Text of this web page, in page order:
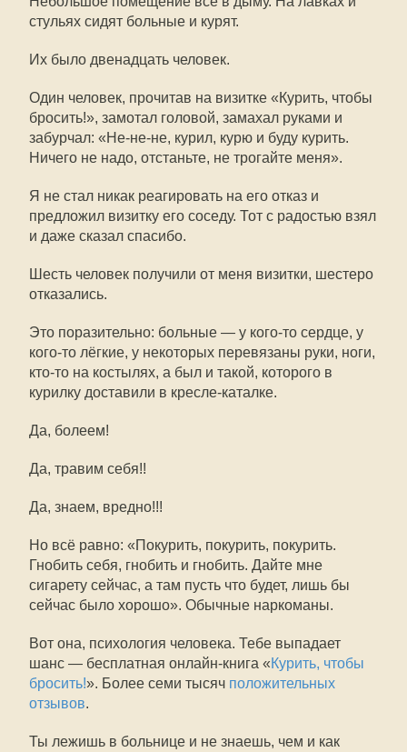
стульях сидят больные и курят.
Их было двенадцать человек.
Один человек, прочитав на визитке «Курить, чтобы
бросить!», замотал головой, замахал руками и
забурчал: «Не-не-не, курил, курю и буду курить.
Ничего не надо, отстаньте, не трогайте меня».
Я не стал никак реагировать на его отказ и
предложил визитку его соседу. Тот с радостью взял
и даже сказал спасибо.
Шесть человек получили от меня визитки, шестеро
отказались.
Это поразительно: больные — у кого-то сердце, у
кого-то лёгкие, у некоторых перевязаны руки, ноги,
кто-то на костылях, а был и такой, которого в
курилку доставили в кресле-каталке.
Да, болеем!
Да, травим себя!!
Да, знаем, вредно!!!
Но всё равно: «Покурить, покурить, покурить.
Гнобить себя, гнобить и гнобить. Дайте мне
сигарету сейчас, а там пусть что будет, лишь бы
сейчас было хорошо». Обычные наркоманы.
Вот она, психология человека. Тебе выпадает
шанс — бесплатная онлайн-книга «Курить, чтобы
бросить!». Более семи тысяч положительных
отзывов.
Ты лежишь в больнице и не знаешь, чем и как